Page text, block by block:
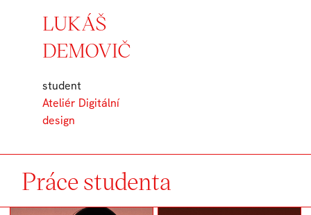
LUKÁŠ
DEMOVIČ
student
Ateliér Digitální
design
Práce studenta